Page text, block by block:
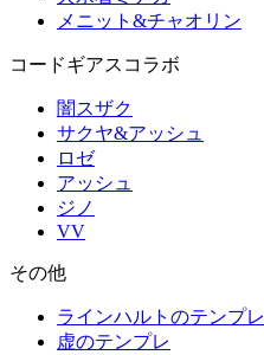
メニット&チャオリン
コードギアスコラボ
闇スザク
サクヤ&アッシュ
ロゼ
アッシュ
ジノ
VV
その他
ラインハルトのテンプレ
虚のテンプレ